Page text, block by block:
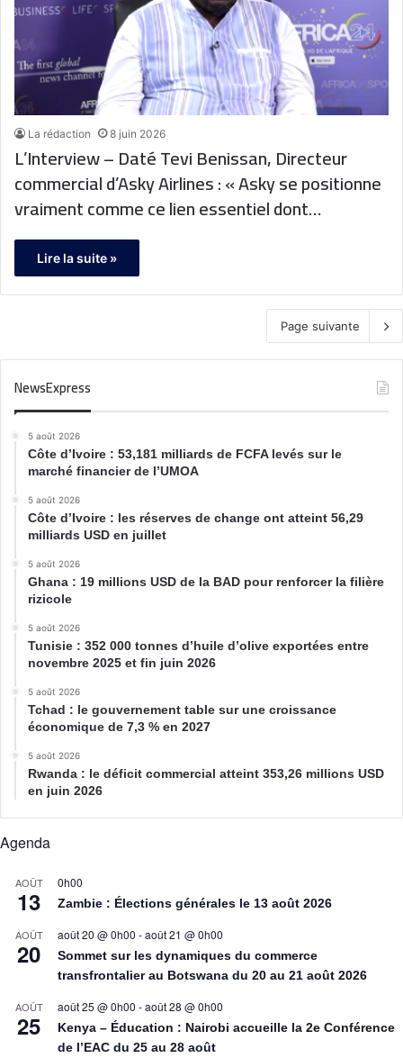
La rédaction 8 juin 2026
L’Interview – Daté Tevi Benissan, Directeur
commercial d’Asky Airlines : « Asky se positionne
vraiment comme ce lien essentiel dont
l’économie a besoin pour pouvoir transporter non
seulement les personnes mais également les
biens qui sont produits. »
Lire la suite »
Page suivante
NewsExpress
5 août 2026
Côte d’Ivoire : 53,181 milliards de FCFA levés sur le
marché financier de l’UMOA
5 août 2026
Côte d’Ivoire : les réserves de change ont atteint 56,29
milliards USD en juillet
5 août 2026
Ghana : 19 millions USD de la BAD pour renforcer la filière
rizicole
5 août 2026
Tunisie : 352 000 tonnes d’huile d’olive exportées entre
novembre 2025 et fin juin 2026
5 août 2026
Tchad : le gouvernement table sur une croissance
économique de 7,3 % en 2027
5 août 2026
Rwanda : le déficit commercial atteint 353,26 millions USD
en juin 2026
Agenda
AOÛT
13
0h00
Zambie : Élections générales le 13 août 2026
AOÛT
20
août 20 @ 0h00 -août 21 @ 0h00
Sommet sur les dynamiques du commerce
transfrontalier au Botswana du 20 au 21 août 2026
AOÛT
25
août 25 @ 0h00 -août 28 @ 0h00
Kenya – Éducation : Nairobi accueille la 2e Conférence
de l’EAC du 25 au 28 août